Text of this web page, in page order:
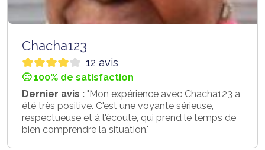
Chacha123
12 avis
🙂 100% de satisfaction
Dernier avis : "Mon expérience avec Chacha123 a
été très positive. C'est une voyante sérieuse,
respectueuse et à l'écoute, qui prend le temps de
bien comprendre la situation."